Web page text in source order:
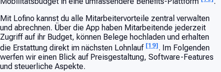
Mit Lofino kannst du alle Mitarbeitervorteile zentral verwalten
und abrechnen. Über die App haben Mitarbeitende jederzeit
Zugriff auf ihr Budget, können Belege hochladen und erhalten
die Erstattung direkt im nächsten Lohnlauf [19]. Im Folgenden
werfen wir einen Blick auf Preisgestaltung, Software-Features
und steuerliche Aspekte.